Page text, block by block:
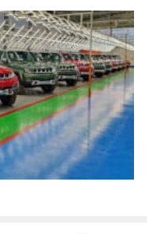
рынке должны
дня».